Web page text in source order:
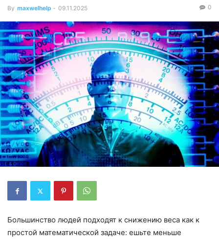
By maxwelhelp - 09.11.2025 0
Большинство людей подходят к снижению веса как к
простой математической задаче: ешьте меньше